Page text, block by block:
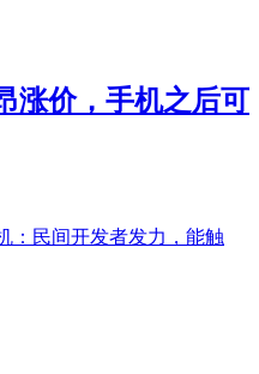
涨价，手机之后可